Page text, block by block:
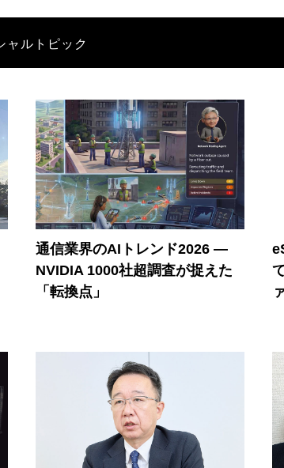
ャルトピック
通信業界のAIトレンド2026 ―
NVIDIA 1000社超調査が捉えた
「転換点」